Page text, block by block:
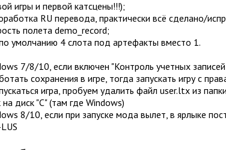
игры и первой катсцены!!!);
RU перевода, практически всё сделано/
полета demo_record;
умолчанию 4 слота под артефакты вместо 1.
7/8/10, если включен "Контроль учетных записей
сохранения в игре, тогда запускать игру с
игра, пробуем удалить файл user.ltx из
диск "С" (там где Windows)
8/10, если при запуске мода вылет, в ярлыке